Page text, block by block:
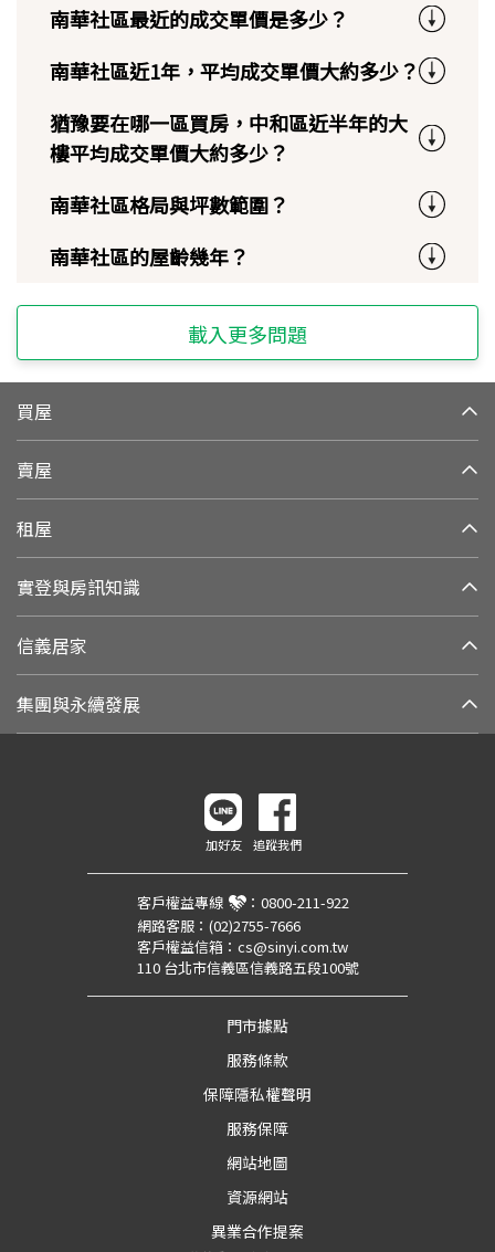
南華社區最近的成交單價是多少？
南華社區近1年，平均成交單價大約多少？
猶豫要在哪一區買房，中和區近半年的大
樓平均成交單價大約多少？
南華社區格局與坪數範圍？
南華社區的屋齡幾年？
載入更多問題
買屋
賣屋
租屋
實登與房訊知識
信義居家
集團與永續發展
加好友 追蹤我們
客戶權益專線 ： 0800-211-922
網路客服： (02)2755-7666
客戶權益信箱： cs@sinyi.com.tw
110 台北市信義區信義路五段100號
門市據點
服務條款
保障隱私權聲明
服務保障
網站地圖
資源網站
異業合作提案